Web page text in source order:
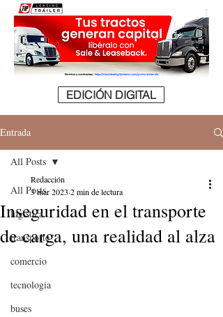
EDICIÓN DIGITAL
Entrada
All Posts
logistica
transporte
comercio
tecnologia
buses
All Posts
Inseguridad en el transporte
de carga, una realidad al alza
Redacción
3 mar 2023 2 min de lectura